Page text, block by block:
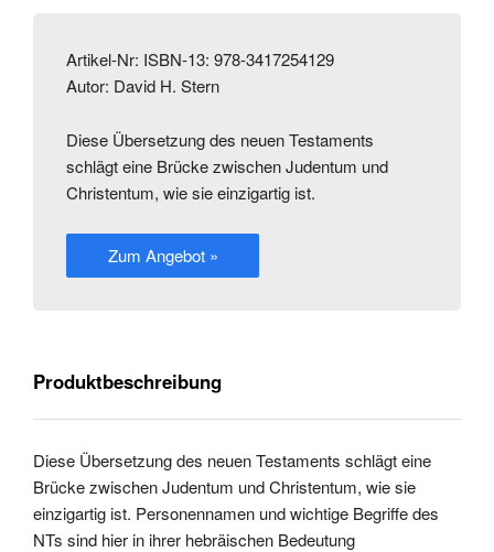
Artikel-Nr: ISBN-13: 978-3417254129
Autor: David H. Stern
Diese Übersetzung des neuen Testaments
schlägt eine Brücke zwischen Judentum und
Christentum, wie sie einzigartig ist.
Zum Angebot »
Produktbeschreibung
Diese Übersetzung des neuen Testaments schlägt eine
Brücke zwischen Judentum und Christentum, wie sie
einzigartig ist. Personennamen und wichtige Begriffe des
NTs sind hier in ihrer hebräischen Bedeutung